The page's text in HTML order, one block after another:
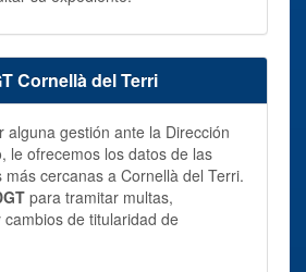
Cornellà del Terri
alguna gestión ante la Dirección
le ofrecemos los datos de las
cercanas a Cornellà del Terri.
para tramitar multas,
de titularidad de